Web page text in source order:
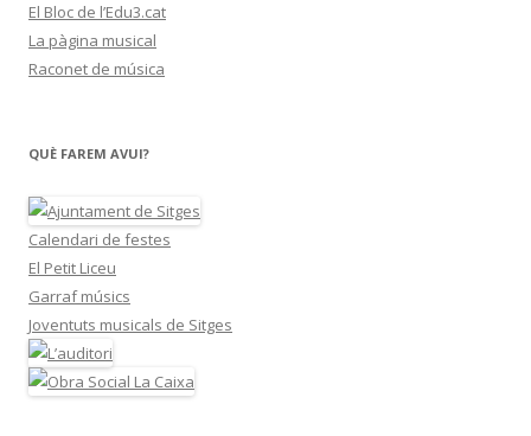
El Bloc de l’Edu3.cat
La pàgina musical
Raconet de música
QUÈ FAREM AVUI?
Calendari de festes
El Petit Liceu
Garraf músics
Joventuts musicals de Sitges